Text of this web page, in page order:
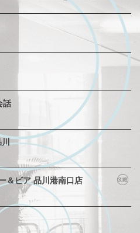
話
川
＆ビア 品川港南口店